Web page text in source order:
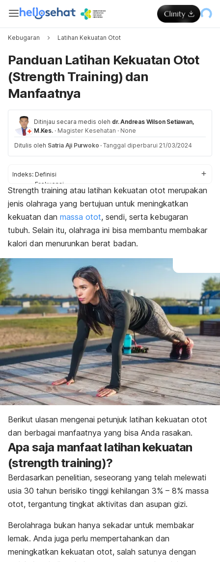
Kebugaran Latihan Kekuatan Otot
Panduan Latihan Kekuatan Otot
(Strength Training) dan
Manfaatnya
Ditinjau secara medis oleh dr. Andreas Wilson Setiawan,
M.Kes. · Magister Kesehatan · None
Ditulis oleh Satria Aji Purwoko · Tanggal diperbarui 21/03/2024
Indeks: Definisi
Frekuensi
Jenis-Jenis
Strength training atau latihan kekuatan otot merupakan
jenis olahraga yang bertujuan untuk meningkatkan
kekuatan dan massa otot, sendi, serta kebugaran
tubuh. Selain itu, olahraga ini bisa membantu membakar
kalori dan menurunkan berat badan.
Berikut ulasan mengenai petunjuk latihan kekuatan otot
dan berbagai manfaatnya yang bisa Anda rasakan.
Apa saja manfaat latihan kekuatan
(strength training)?
Berdasarkan penelitian, seseorang yang telah melewati
usia 30 tahun berisiko tinggi kehilangan 3% – 8% massa
otot, tergantung tingkat aktivitas dan asupan gizi.
Berolahraga bukan hanya sekadar untuk membakar
lemak. Anda juga perlu mempertahankan dan
meningkatkan kekuatan otot, salah satunya dengan